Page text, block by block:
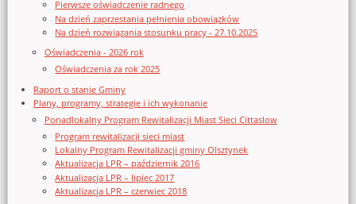
Pierwsze oświadczenie radnego
Na dzień zaprzestania pełnienia obowiązków
Na dzień rozwiązania stosunku pracy - 27.10.2025
Oświadczenia - 2026 rok
Oświadczenia za rok 2025
Raport o stanie Gminy
Plany, programy, strategie i ich wykonanie
Ponadlokalny Program Rewitalizacji Miast Sieci Cittaslow
Program rewitalizacji sieci miast
Lokalny Program Rewitalizacji gminy Olsztynek
Aktualizacja LPR – październik 2016
Aktualizacja LPR – lipiec 2017
Aktualizacja LPR – czerwiec 2018